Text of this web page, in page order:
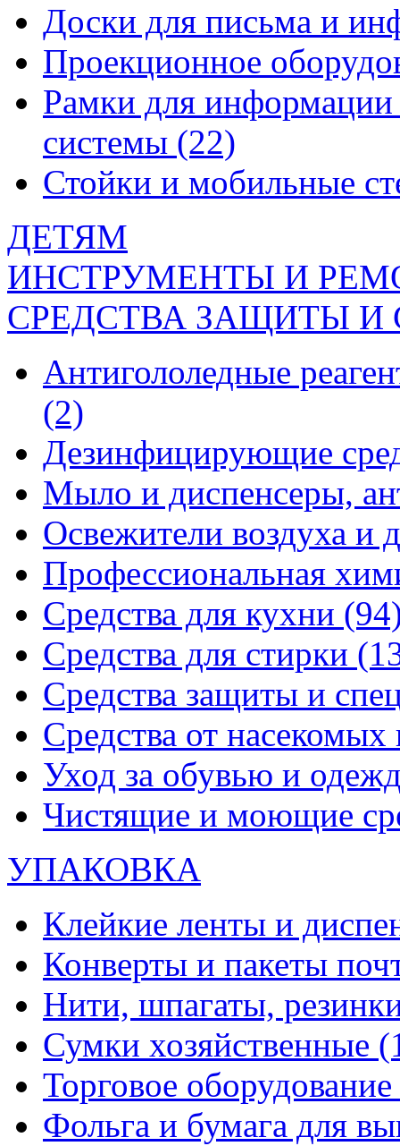
Доски для письма и
Проекционное
Рамки для
системы (22)
Стойки и мобильные
ДЕТЯМ
ИНСТРУМЕНТЫ И
СРЕДСТВА ЗАЩИТЫ
Антигололедные
(2)
Дезинфицирующие
Мыло и диспенсеры,
Освежители воздуха и
Профессиональная
Средства для кухни
Средства для стирки
Средства защиты и
Средства от
Уход за обувью и
Чистящие и моющие
УПАКОВКА
Клейкие ленты и
Конверты и пакеты
Нити, шпагаты,
Сумки хозяйственные
Торговое оборудование
Фольга и бумага для